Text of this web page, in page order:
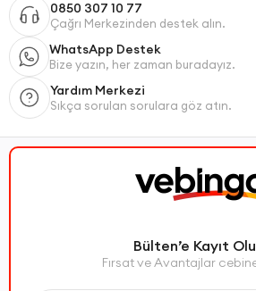
0850 307 10 77
Çağrı Merkezinden destek alın.
WhatsApp Destek
Bize yazın, her zaman buradayız.
Yardım Merkezi
Sıkça sorulan sorulara göz atın.
Bülten’e Kayıt
Fırsat ve Avantajlar